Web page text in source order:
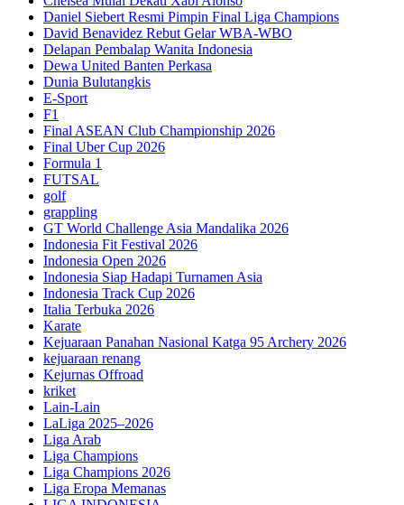
Daniel Siebert Resmi Pimpin Final Liga Champions
David Benavidez Rebut Gelar WBA-WBO
Delapan Pembalap Wanita Indonesia
Dewa United Banten Perkasa
Dunia Bulutangkis
E-Sport
F1
Final ASEAN Club Championship 2026
Final Uber Cup 2026
Formula 1
FUTSAL
golf
grappling
GT World Challenge Asia Mandalika 2026
Indonesia Fit Festival 2026
Indonesia Open 2026
Indonesia Siap Hadapi Turnamen Asia
Indonesia Track Cup 2026
Italia Terbuka 2026
Karate
Kejuaraan Panahan Nasional Katga 95 Archery 2026
kejuaraan renang
Kejurnas Offroad
kriket
Lain-Lain
LaLiga 2025–2026
Liga Arab
Liga Champions
Liga Champions 2026
Liga Eropa Memanas